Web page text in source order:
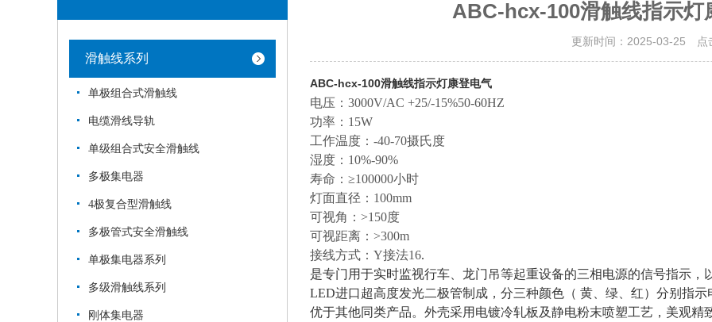
滑触线系列
单极组合式滑触线
电缆滑线导轨
单级组合式安全滑触线
多极集电器
4极复合型滑触线
多极管式安全滑触线
单极集电器系列
多级滑触线系列
刚体集电器
ABC-hcx-100滑触线指示灯
更新时间：2025-03-25 点
ABC-hcx-100滑触线指示灯康登电气
电压：3000V/AC +25/-15%50-60HZ
功率：15W
工作温度：-40-70摄氏度
湿度：10%-90%
寿命：≥100000小时
灯面直径：100mm
可视角：>150度
可视距离：>300m
接线方式：Y接法16.
是专门用于实时监视行车、龙门吊等起重设备的三相电源的信号指示
LED进口超高度发光二极管制成，分三种颜色（ 黄、绿、红）分别指
优于其他同类产品。外壳采用电镀冷轧板及静电粉末喷塑工艺，美观